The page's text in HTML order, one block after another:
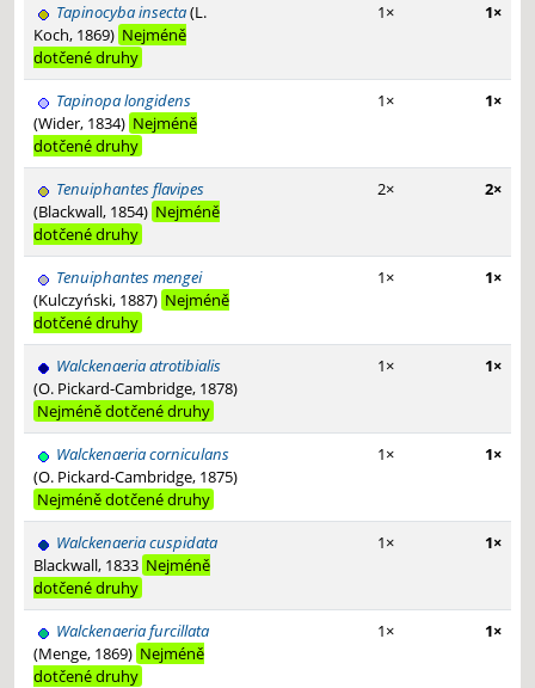
Tapinocyba insecta(L.
Koch, 1869) Nejméně
dotčené druhy
1× 1×
Tapinopa longidens
(Wider, 1834) Nejméně
dotčené druhy
1× 1×
Tenuiphantes flavipes
(Blackwall, 1854) Nejméně
dotčené druhy
2× 2×
Tenuiphantes mengei
(Kulczyński, 1887) Nejméně
dotčené druhy
1× 1×
Walckenaeria atrotibialis
(O. Pickard-Cambridge, 1878)
Nejméně dotčené druhy
1× 1×
Walckenaeria corniculans
(O. Pickard-Cambridge, 1875)
Nejméně dotčené druhy
1× 1×
Walckenaeria cuspidata
Blackwall, 1833 Nejméně
dotčené druhy
1× 1×
Walckenaeria furcillata
(Menge, 1869) Nejméně
dotčené druhy
1× 1×